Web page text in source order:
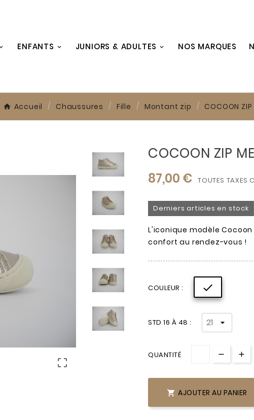
ENFANTS JUNIORS & ADULTES NOS MARQUES
Accueil Chaussures Fille Montant zip COCOON ZIP

COCOON ZIP
87,00 € TOUTES TAXES
Derniers articles en stock
L'iconique modèle
confort au rendez-vous !
COULEUR : 
STD 16 À 48 :
QUANTITÉ
 AJOUTER AU PANIER